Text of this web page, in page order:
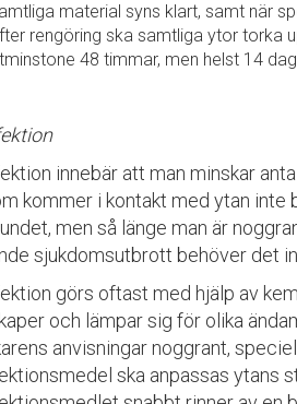
material syns klart, samt när
rengöring ska samtliga ytor torka
48 timmar, men helst 14
innebär att man minskar
kommer i kontakt med ytan inte
men så länge man är
sjukdomsutbrott behöver det
görs oftast med hjälp av
och lämpar sig för olika
anvisningar noggrant,
ska anpassas ytans